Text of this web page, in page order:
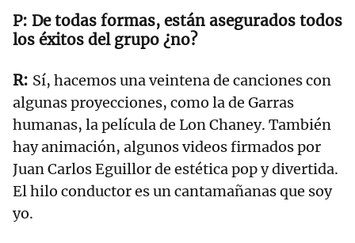
De todas formas, están asegurados todos
los éxitos del grupo ¿no?
Sí, hacemos una veintena de canciones con
algunas proyecciones, como la de Garras
humanas, la película de Lon Chaney. También
hay animación, algunos videos firmados por
Juan Carlos Eguillor de estética pop y divertida.
El hilo conductor es un cantamañanas que soy
yo.